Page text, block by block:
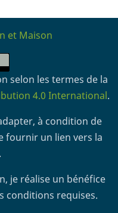
et Maison
selon les termes de la
4.0 International.
à condition de
fournir un lien vers la
je réalise un bénéfice
conditions requises.